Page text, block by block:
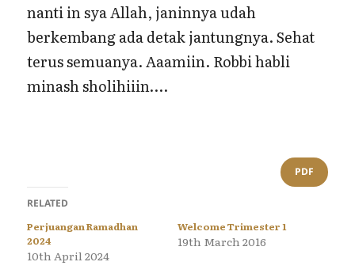
nanti in sya Allah, janinnya udah
berkembang ada detak jantungnya. Sehat
terus semuanya. Aaamiin. Robbi habli
minash sholihiiin….
PDF
RELATED
Perjuangan Ramadhan
2024
10th April 2024
Welcome Trimester 1
19th March 2016